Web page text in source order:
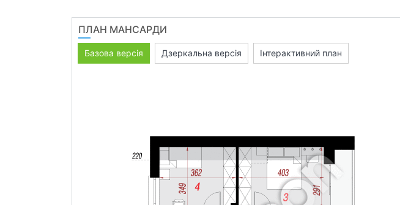
ПЛАН МАНСАРДИ
Базова версія Дзеркальна версія Інтерактивний план